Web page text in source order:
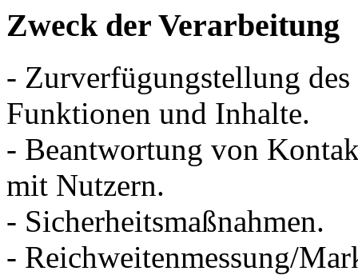
Zweck der Verarbeitung
- Zurverfügungstellung
Funktionen und Inhalte.
- Beantwortung von
mit Nutzern.
- Sicherheitsmaßnahmen.
- Reichweitenmessung/